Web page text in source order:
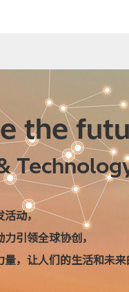
研究开发
the
动，
引领全球协创，
，让人们的生活和未来